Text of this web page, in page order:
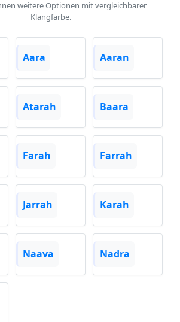
weitere Optionen mit vergleichbarer
Klangfarbe.
Aara Aaran
Atarah Baara
Farah Farrah
Jarrah Karah
Naava Nadra